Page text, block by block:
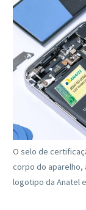
O selo de
corpo do aparelho,
logotipo da Anatel